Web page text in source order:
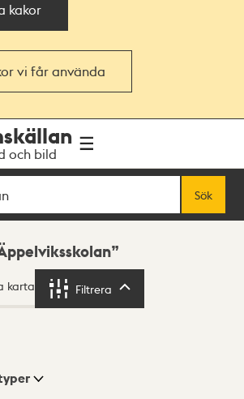
kakor
vi får använda
och bild
Sök
karta Filtrera